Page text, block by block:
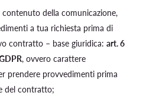
contenuto della comunicazione,
a tua richiesta prima di
contratto – base giuridica: art. 6
, ovvero carattere
prendere provvedimenti prima
del contratto;